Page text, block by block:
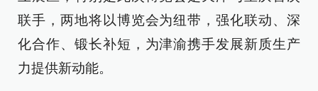
联手，两地将以博览会为纽带，强化联动、深
化合作、锻长补短，为津渝携手发展新质生产
力提供新动能。